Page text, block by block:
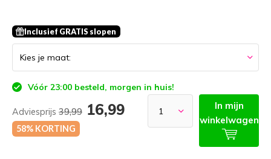
Inclusief GRATIS slopen
Vóór 23:00 besteld, morgen in huis!
Adviesprijs 39,99 16,99
58% KORTING
In mijn
winkelwagen